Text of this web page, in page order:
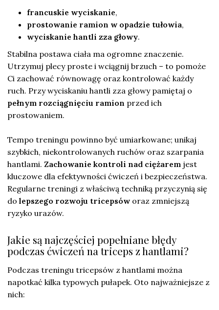
francuskie wyciskanie,
prostowanie ramion w opadzie tułowia,
wyciskanie hantli zza głowy.
Stabilna postawa ciała ma ogromne znaczenie.
Utrzymuj plecy proste i wciągnij brzuch – to pomoże
Ci zachować równowagę oraz kontrolować każdy
ruch. Przy wyciskaniu hantli zza głowy pamiętaj o
pełnym rozciągnięciu ramion przed ich
prostowaniem.
Tempo treningu powinno być umiarkowane; unikaj
szybkich, niekontrolowanych ruchów oraz szarpania
hantlami. Zachowanie kontroli nad ciężarem jest
kluczowe dla efektywności ćwiczeń i bezpieczeństwa.
Regularne treningi z właściwą techniką przyczynią się
do lepszego rozwoju tricepsów oraz zmniejszą
ryzyko urazów.
Jakie są najczęściej popełniane błędy
podczas ćwiczeń na triceps z hantlami?
Podczas treningu tricepsów z hantlami można
napotkać kilka typowych pułapek. Oto najważniejsze z
nich: